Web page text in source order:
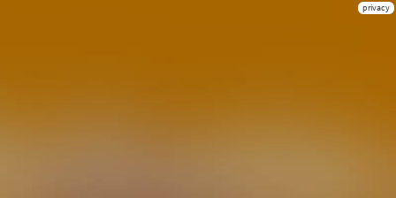
privacy